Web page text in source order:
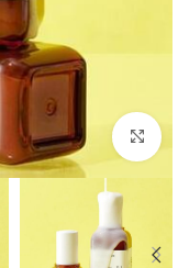
بزرگنمایی تصویر